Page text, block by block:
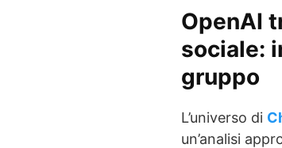
OpenAI
sociale:
gruppo
L’universo di
un’analisi